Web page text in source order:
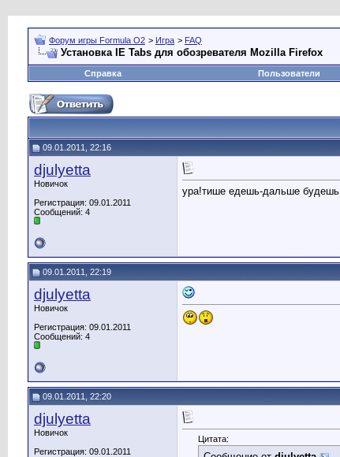
Форум игры Formula O2 > Игра > FAQ
Установка IE Tabs для обозревателя Mozilla Firefox
Справка Пользователи
09.01.2011, 22:16
djulyetta
Новичок
Регистрация: 09.01.2011
Сообщений: 4
ура!тише едешь-дальше будешь
09.01.2011, 22:19
djulyetta
Новичок
Регистрация: 09.01.2011
Сообщений: 4
09.01.2011, 22:20
djulyetta
Новичок
Регистрация: 09.01.2011
Цитата: